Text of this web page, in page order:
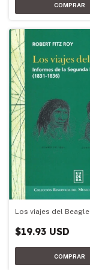
Los viajes del Beagle
$19.93 USD